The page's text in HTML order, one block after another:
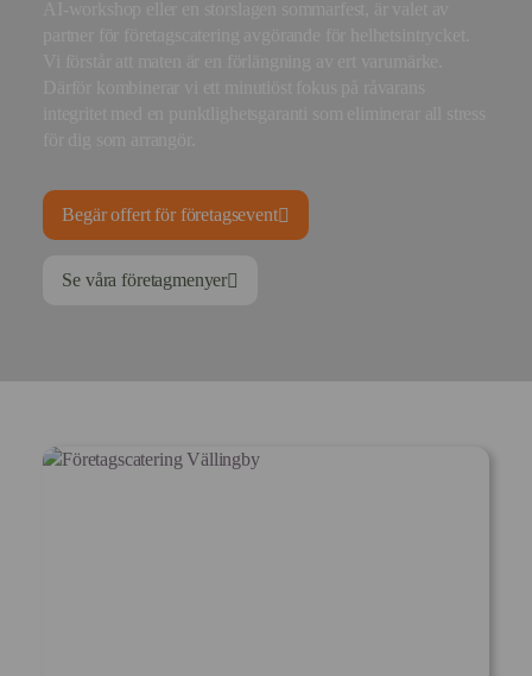
Begär offert för företagsevent
Se våra företagmenyer